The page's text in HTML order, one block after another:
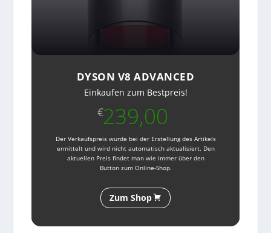
DYSON V8 ADVANCED
Einkaufen zum Bestpreis!
€239,00
Der Verkaufspreis wurde bei der Erstellung des Artikels
ermittelt und wird nicht automatisch aktualisiert. Den
aktuellen Preis findet man wie immer über den
Button zum Online-Shop.
Zum Shop